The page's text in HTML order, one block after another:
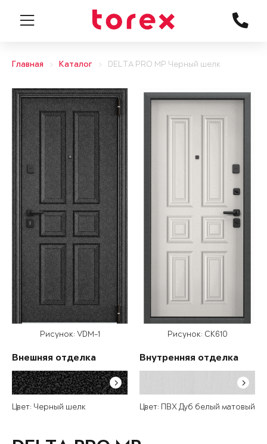
Главная Каталог DELTA PRO MP Черный шелк
Рисунок: VDM-1
Внешняя отделка
Цвет: Черный шелк
Рисунок: СК610
Внутренняя отделка
Цвет: ПВХ Дуб белый матовый